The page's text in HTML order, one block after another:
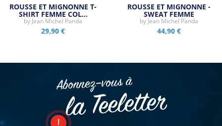
ROUSSE ET MIGNONNE T-
SHIRT FEMME COL…
by Jean Michel Panda
29,90 €
ROUSSE ET MIGNONNE -
SWEAT FEMME
by Jean Michel Panda
44,90 €
Abonnez–vous à
la Teeletter